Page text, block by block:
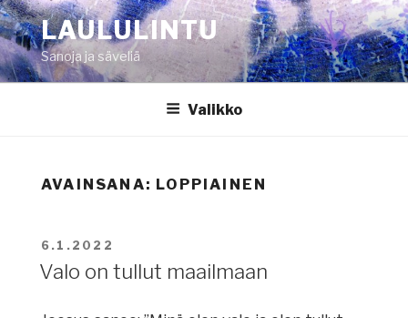
Siirry
sisältöönLAULULINTU
Sanoja ja säveliä
Valikko
AVAINSANA: LOPPIAINEN
JULKAISTU
6.1.2022
Valo on tullut maailmaan